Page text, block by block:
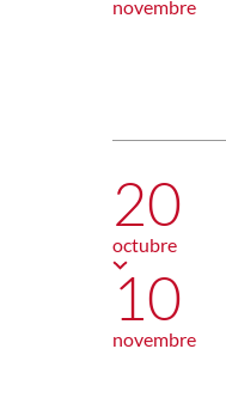
novembre
20
octubre
10
novembre